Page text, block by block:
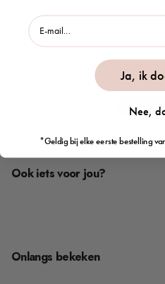
Materiaal: 86% katoen 11% polyester
Model en fit: Het model is 1.74 m en
Lengte jurk: 124 cm bij maat S
Ook iets voor jou?
Onlangs bekeken
email
Ja, ik
Nee,
*Geldig bij elke eerste bestelling